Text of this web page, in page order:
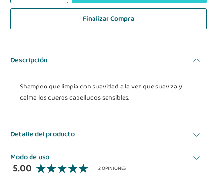
Finalizar Compra
Descripción
Shampoo que limpia con suavidad a la vez que suaviza y
calma los cueros cabelludos sensibles.
Detalle del producto
Modo de uso
5.00 2 OPINIONES